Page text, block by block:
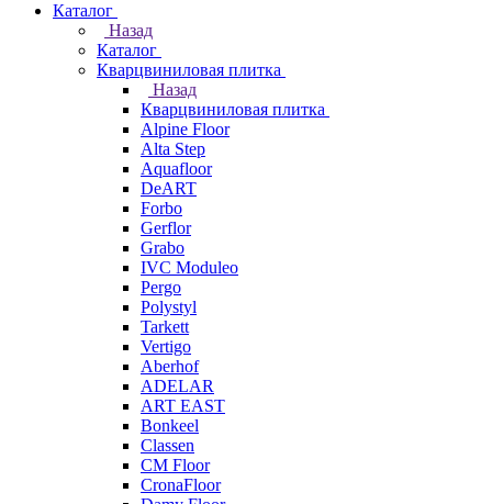
Каталог
Назад
Каталог
Кварцвиниловая плитка
Назад
Кварцвиниловая плитка
Alpine Floor
Alta Step
Aquafloor
DeART
Forbo
Gerflor
Grabo
IVC Moduleo
Pergo
Polystyl
Tarkett
Vertigo
Aberhof
ADELAR
ART EAST
Bonkeel
Classen
CM Floor
CronaFloor